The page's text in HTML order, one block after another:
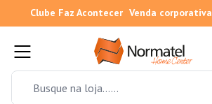
Clube Faz Acontecer Venda corporativa